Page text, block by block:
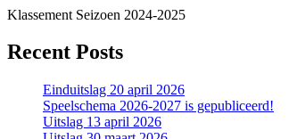
Klassement Seizoen 2024-2025
Recent Posts
Einduitslag 20 april 2026
Speelschema 2026-2027 is gepubliceerd!
Uitslag 13 april 2026